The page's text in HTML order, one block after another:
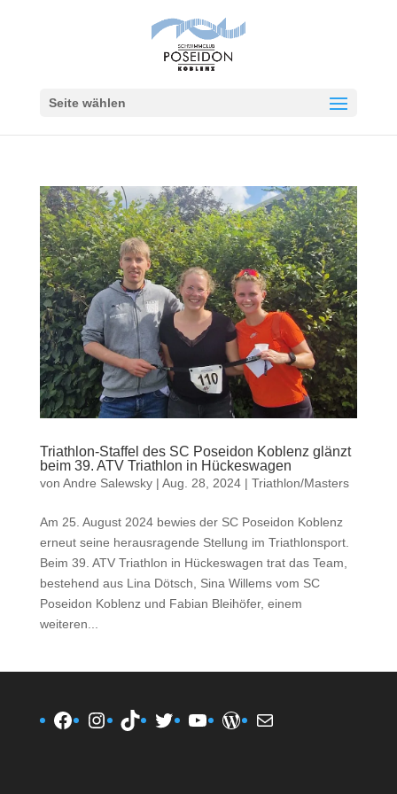
Seite wählen
Triathlon-Staffel des SC Poseidon Koblenz glänzt
beim 39. ATV Triathlon in Hückeswagen
von Andre Salewsky| Aug. 28, 2024| Triathlon/Masters
Am 25. August 2024 bewies der SC Poseidon Koblenz
erneut seine herausragende Stellung im Triathlonsport.
Beim 39. ATV Triathlon in Hückeswagen trat das Team,
bestehend aus Lina Dötsch, Sina Willems vom SC
Poseidon Koblenz und Fabian Bleihöfer, einem
weiteren...
Facebook
Instagram
TikTokTwitterYouTube
WordPress
E-Mail